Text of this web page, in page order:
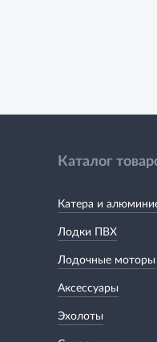
Каталог
Катера и
Лодки ПВХ
Лодочные моторы
Аксессуары
Эхолоты